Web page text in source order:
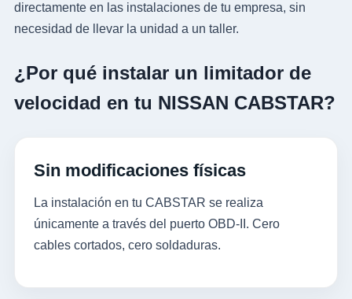
directamente en las instalaciones de tu empresa, sin
necesidad de llevar la unidad a un taller.
¿Por qué instalar un limitador de
velocidad en tu NISSAN CABSTAR?
Sin modificaciones físicas
La instalación en tu CABSTAR se realiza
únicamente a través del puerto OBD-II. Cero
cables cortados, cero soldaduras.